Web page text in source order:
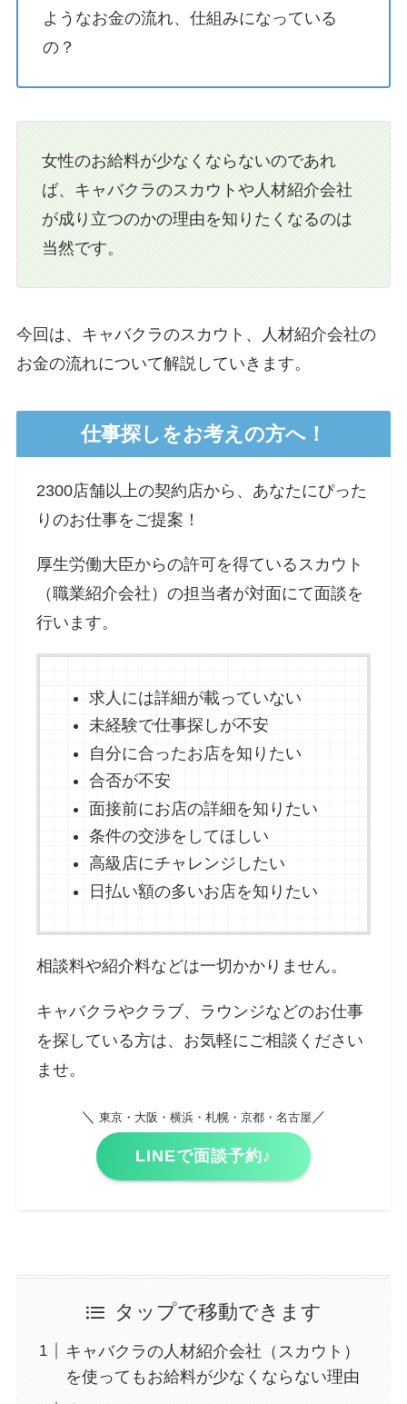
ようなお金の流れ、仕組みになっている
の？
女性のお給料が少なくならないのであれ
ば、キャバクラのスカウトや人材紹介会社
が成り立つのかの理由を知りたくなるのは
当然です。
今回は、キャバクラのスカウト、人材紹介会社の
お金の流れについて解説していきます。
仕事探しをお考えの方へ！
2300店舗以上の契約店から、あなたにぴった
りのお仕事をご提案！
厚生労働大臣からの許可を得ているスカウト
（職業紹介会社）の担当者が対面にて面談を
行います。
求人には詳細が載っていない
未経験で仕事探しが不安
自分に合ったお店を知りたい
合否が不安
面接前にお店の詳細を知りたい
条件の交渉をしてほしい
高級店にチャレンジしたい
日払い額の多いお店を知りたい
相談料や紹介料などは一切かかりません。
キャバクラやクラブ、ラウンジなどのお仕事
を探している方は、お気軽にご相談ください
ませ。
＼ 東京・大阪・横浜・札幌・京都・名古屋 ／
LINEで面談予約♪
タップで移動できます
キャバクラの人材紹介会社（スカウト）
を使ってもお給料が少なくならない理由